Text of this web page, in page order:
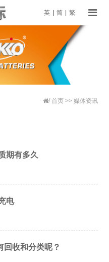
英 简 繁
/ 首页>> 媒体资讯
期有多久
电
回收和分类呢？